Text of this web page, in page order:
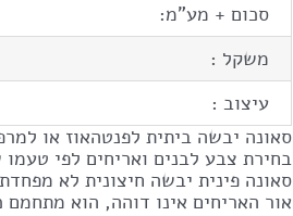
סכום + מע"מ:
משקל :
עיצוב :
סאונה יבשה ביתית לפנטהאוז או
בחירת צבע לבנים ואריחים לפי
סאונה פינית יבשה חיצונית לא
אור האריחים אינו דוהה, הוא מתחמם